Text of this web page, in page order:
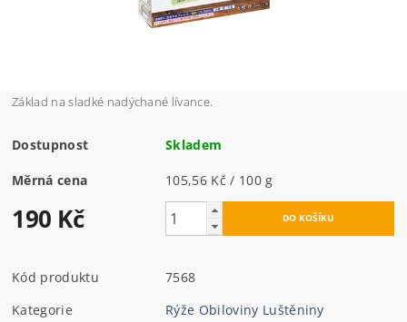
Základ na sladké nadýchané lívance.
Dostupnost Skladem
Měrná cena 105,56 Kč / 100 g
190 Kč
Kód produktu
7568
Kategorie
Rýže Obiloviny Luštěniny